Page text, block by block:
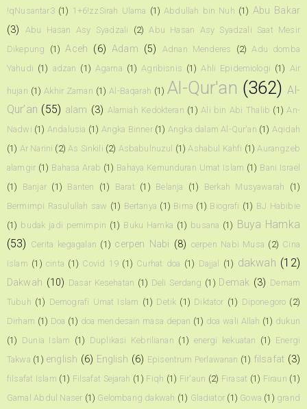
!qNusantar3 (1) 1+6!zzSirah Ulama (1) Abdullah bin Nuh (1) Abu Bakar
(3)
Abu Hasan Asy Syadzali (2) Abu Hasan Asy Syadzali Saat Mesir
Dikepung
(1) Aceh (6) Adam (5) Adnan Menderes (2) Adu domba
Yahudi (1) adzan (1) Agama (1) Agribisnis (1) Ahli Epidemiologi (1) Air
hujan (1) Akhir Zaman (1) Al-Baqarah (1) Al-Qur'an (362) Al-
Qur’an (55) alam (3) Alamiah Kedokteran (1) Ali bin Abi Thalib (1) An-
Nadwi (1) Andalusia (1) Angka Binner (1) Angka dalam Al-Qur'an (1) Aqidah
(1) Ar Narini (2) As Sinkili (2) Asbabulnuzul (1) Ashabul Kahfi (1) Aurangzeb
alamgir (1) Bahasa Arab (1) Bahaya Kemunduran Umat Islam (1) Bani Israel
(1)
Banjar (1) Banten (1) Barat (1) Belanja (1) Berkah Musyawarah
(1)
Bermimpi Rasulullah saw (1) Bertanya (1) Bima (1) Biografi (1) BJ Habibie
(1) budak jadi pemimpin (1) Buku Hamka (1) busana (1) Buya Hamka
(53) Cerita kegagalan (1) cerpen Nabi (8) cerpen Nabi Musa (2) Cina
Islam (1) cinta (1) Covid 19 (1) Curhat doa (1) Dajjal (1) dakwah (12)
Dakwah (10) Dasar Kesehatan (1) Deli Serdang (1) Demak (3) Demam
Tubuh (1) Demografi Umat Islam (1) Detik (1) Diktator (1) Diponegoro (2)
Dirham (1) Doa (1) doa mendesain masa depan (1) doa wali Allah (1) dukun
(1) Dunia Islam (1) Duplikasi Kebrilianan (1) energi kekuatan (1) Energi
Takwa (1) english (6) English (6) Episentrum Perlawanan (1) filsafat (3)
filsafat Islam (1) Filsafat Sejarah (1) Fiqh (1) Fir'aun (2) Firasat (1) Firaun (1)
Gamal Abdul Naser (1) Gelombang dakwah (1) Gladiator (1) Gowa (1) grand